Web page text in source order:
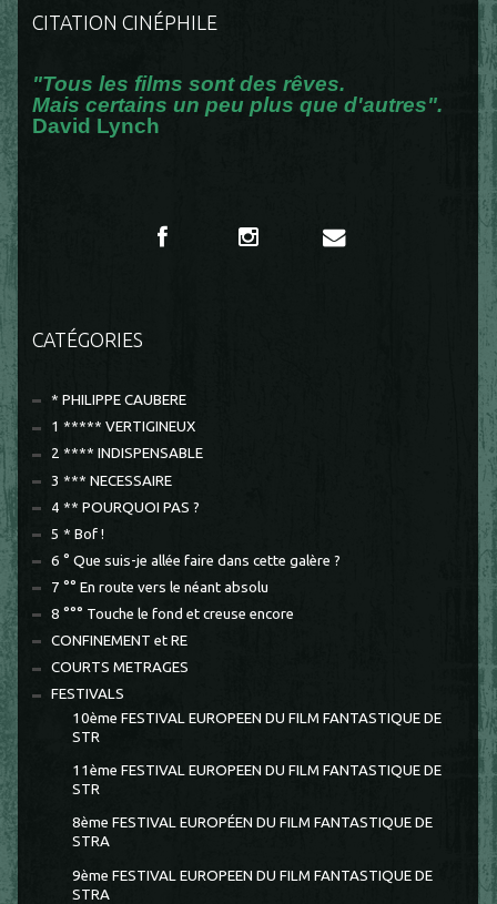
CITATION CINÉPHILE
"Tous les films sont des rêves.
Mais certains un peu plus que d'autres".
David Lynch
CATÉGORIES
* PHILIPPE CAUBERE
1 ***** VERTIGINEUX
2 **** INDISPENSABLE
3 *** NECESSAIRE
4 ** POURQUOI PAS ?
5 * Bof !
6 ° Que suis-je allée faire dans cette galère ?
7 °° En route vers le néant absolu
8 °°° Touche le fond et creuse encore
CONFINEMENT et RE
COURTS METRAGES
FESTIVALS
10ème FESTIVAL EUROPEEN DU FILM FANTASTIQUE DE
STR
11ème FESTIVAL EUROPEEN DU FILM FANTASTIQUE DE
STR
8ème FESTIVAL EUROPÉEN DU FILM FANTASTIQUE DE
STRA
9ème FESTIVAL EUROPEEN DU FILM FANTASTIQUE DE
STRA